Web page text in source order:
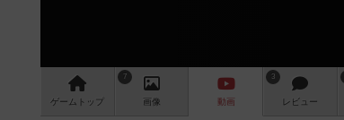
ゲーム トップ
7
画像 動画
3
レビュー